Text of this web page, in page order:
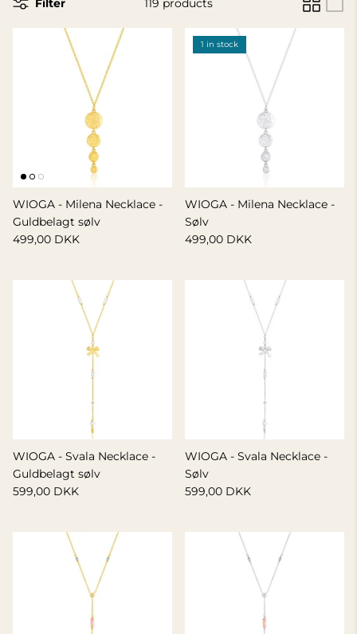
Filter 119 products
WIOGA - Milena Necklace -
Guldbelagt sølv
499,00 DKK
1 in stock
WIOGA - Milena Necklace -
Sølv
499,00 DKK
WIOGA - Svala Necklace -
Guldbelagt sølv
599,00 DKK
WIOGA - Svala Necklace -
Sølv
599,00 DKK